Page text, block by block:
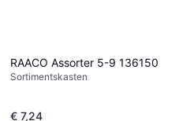
RAACO Assorter 5-9 136150
Sortimentskasten
€ 7,24